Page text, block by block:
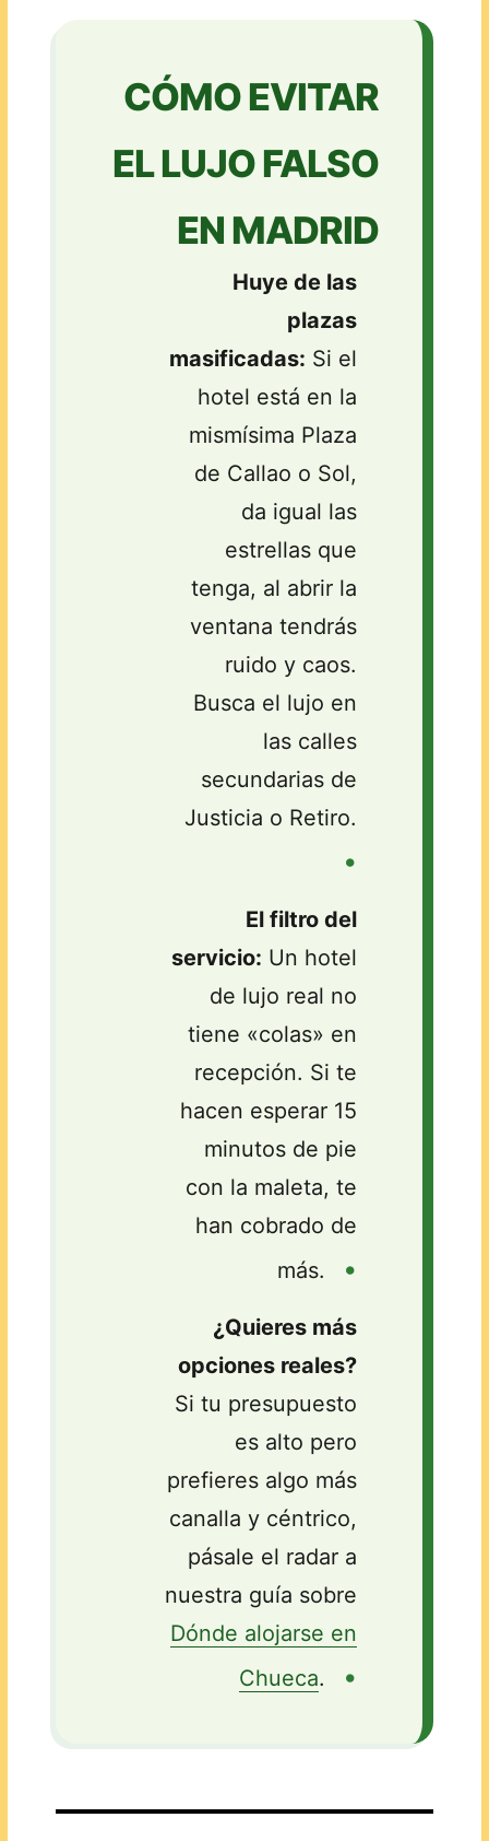
CÓMO EVITAR
EL LUJO FALSO
EN MADRID
Huye de las
plazas
masificadas: Si el
hotel está en la
mismísima Plaza
de Callao o Sol,
da igual las
estrellas que
tenga, al abrir la
ventana tendrás
ruido y caos.
Busca el lujo en
las calles
secundarias de
Justicia o Retiro.
•
El filtro del
servicio: Un hotel
de lujo real no
tiene «colas» en
recepción. Si te
hacen esperar 15
minutos de pie
con la maleta, te
han cobrado de
más.
•
¿Quieres más
opciones reales?
Si tu presupuesto
es alto pero
prefieres algo más
canalla y céntrico,
pásale el radar a
nuestra guía sobre
Dónde alojarse en
Chueca. •